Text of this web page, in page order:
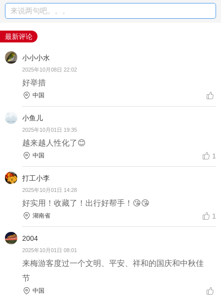
来说两句吧。。。
最新评论
小小小水
2025年10月08日 22:02
好举措
中国
小鱼儿
2025年10月01日 19:35
越来越人性化了😊
中国 1
打工小李
2025年10月01日 14:28
好实用！收藏了！出行好帮手！😘😘
湖南省 1
2004
2025年10月01日 08:01
来梅游客度过一个文明、平安、祥和的国庆和中秋佳
节
中国